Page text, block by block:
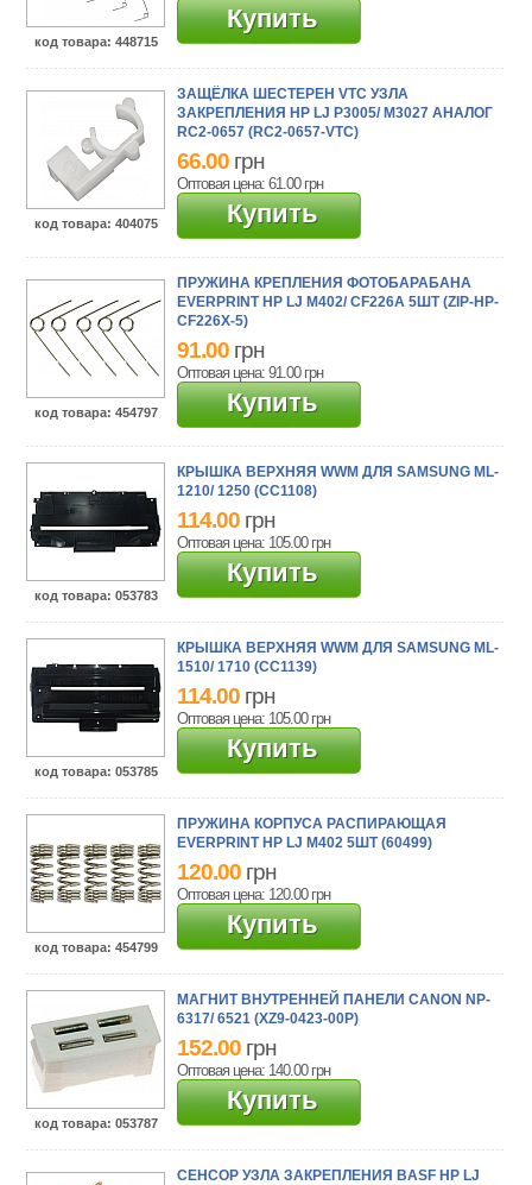
код товара: 448715
Купить
код товара: 404075
ЗАЩЁЛКА ШЕСТЕРЕН VTC УЗЛА
ЗАКРЕПЛЕНИЯ HP LJ P3005/ M3027 АНАЛОГ
RC2-0657 (RC2-0657-VTC)
66.00 грн
Оптовая цена: 61.00 грн
Купить
код товара: 454797
ПРУЖИНА КРЕПЛЕНИЯ ФОТОБАРАБАНА
EVERPRINT HP LJ M402/ CF226A 5ШТ (ZIP-HP-
CF226X-5)
91.00 грн
Оптовая цена: 91.00 грн
Купить
код товара: 053783
КРЫШКА ВЕРХНЯЯ WWM ДЛЯ SAMSUNG ML-
1210/ 1250 (CC1108)
114.00 грн
Оптовая цена: 105.00 грн
Купить
код товара: 053785
КРЫШКА ВЕРХНЯЯ WWM ДЛЯ SAMSUNG ML-
1510/ 1710 (CC1139)
114.00 грн
Оптовая цена: 105.00 грн
Купить
код товара: 454799
ПРУЖИНА КОРПУСА РАСПИРАЮЩАЯ
EVERPRINT HP LJ M402 5ШТ (60499)
120.00 грн
Оптовая цена: 120.00 грн
Купить
код товара: 053787
МАГНИТ ВНУТРЕННЕЙ ПАНЕЛИ CANON NP-
6317/ 6521 (XZ9-0423-00P)
152.00 грн
Оптовая цена: 140.00 грн
Купить
СЕНСОР УЗЛА ЗАКРЕПЛЕНИЯ BASF HP LJ